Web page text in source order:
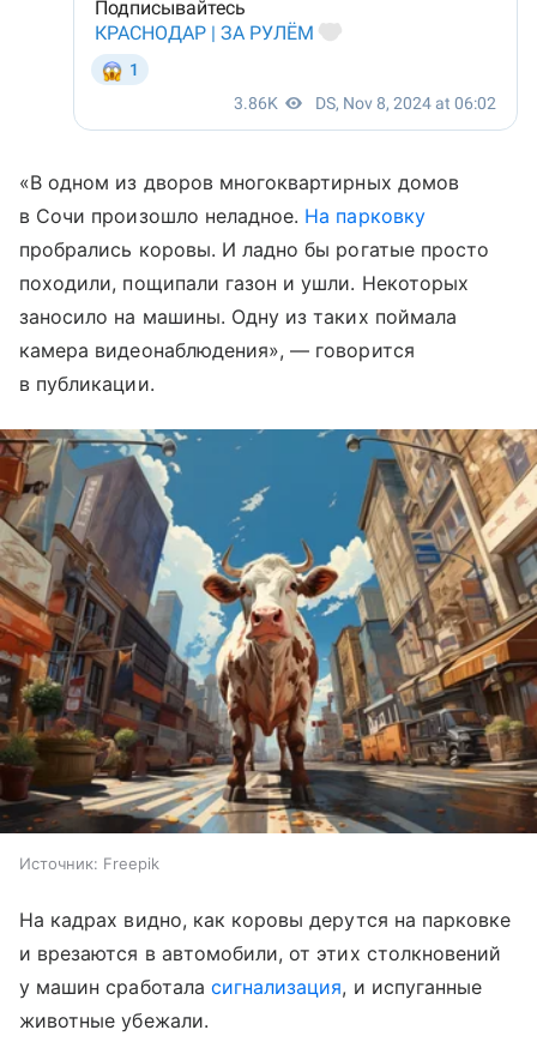
«В одном из дворов многоквартирных домов
в Сочи произошло неладное. На парковку
пробрались коровы. И ладно бы рогатые просто
походили, пощипали газон и ушли. Некоторых
заносило на машины. Одну из таких поймала
камера видеонаблюдения», — говорится
в публикации.
Источник: Freepik
На кадрах видно, как коровы дерутся на парковке
и врезаются в автомобили, от этих столкновений
у машин сработала сигнализация, и испуганные
животные убежали.